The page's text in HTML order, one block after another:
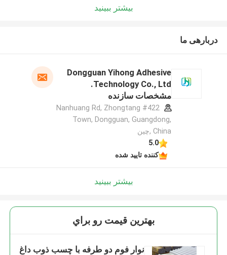
بیشتر ببینید
دربارهی ما
Dongguan Yihong Adhesive
Technology Co., Ltd.
مشخصات سازنده
#422 Nanhuang Rd, Zhongtang
Town, Dongguan, Guangdong,
China ,چین
5.0
کننده تایید شده
بیشتر ببینید
بهترين قيمت رو براي
نوار فوم دو طرفه با چسب ذوب داغ